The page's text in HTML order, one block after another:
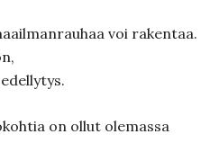
voi rakentaa.
on ollut olemassa